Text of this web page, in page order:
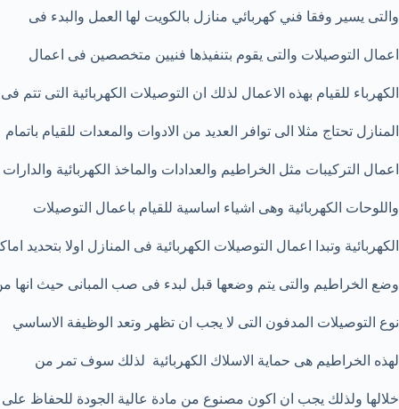
والتى يسير وفقا فني كهربائي منازل بالكويت لها العمل والبدء فى
اعمال التوصيلات والتى يقوم بتنفيذها فنيين متخصصين فى اعمال
الكهرباء للقيام بهذه الاعمال لذلك ان التوصيلات الكهربائية التى تتم فى
المنازل تحتاج مثلا الى توافر العديد من الادوات والمعدات للقيام باتمام
اعمال التركيبات مثل الخراطيم والعدادات والماخذ الكهربائية والدارات
واللوحات الكهربائية وهى اشياء اساسية للقيام باعمال التوصيلات
الكهربائية وتبدا اعمال التوصيلات الكهربائية فى المنازل اولا بتحديد
وضع الخراطيم والتى يتم وضعها قبل لبدء فى صب المبانى حيث انها
نوع التوصيلات المدفون التى لا يجب ان تظهر وتعد الوظيفة الاساسي
لهذه الخراطيم هى حماية الاسلاك الكهربائية لذلك سوف تمر من
خلالها ولذلك يجب ان اكون مصنوع من مادة عالية الجودة للحفاظ على